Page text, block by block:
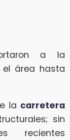
a la
área hasta
la carretera
sin
recientes